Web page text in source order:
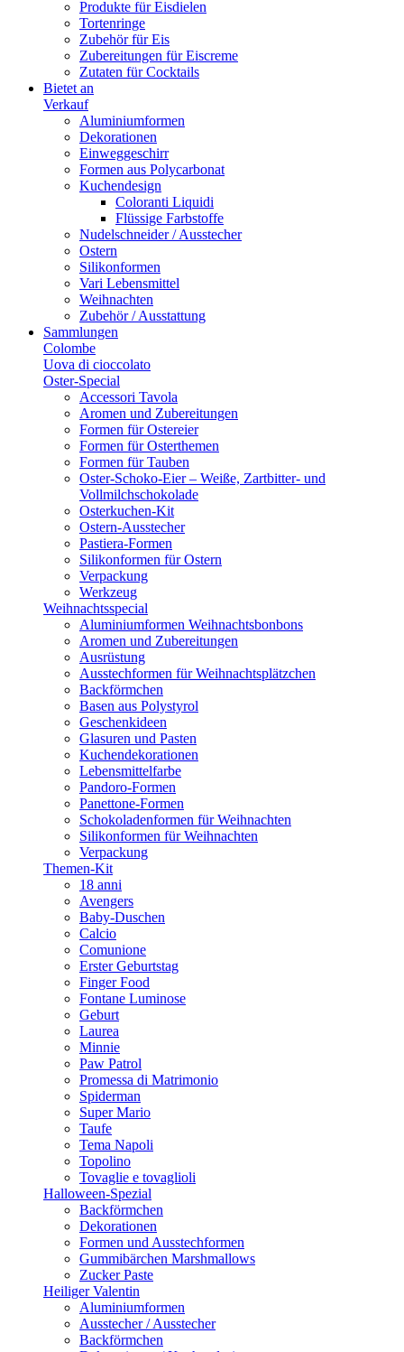
Produkte für Eisdielen
Tortenringe
Zubehör für Eis
Zubereitungen für Eiscreme
Zutaten für Cocktails
Bietet an
Verkauf
Aluminiumformen
Dekorationen
Einweggeschirr
Formen aus Polycarbonat
Kuchendesign
Coloranti Liquidi
Flüssige Farbstoffe
Nudelschneider / Ausstecher
Ostern
Silikonformen
Vari Lebensmittel
Weihnachten
Zubehör / Ausstattung
Sammlungen
Colombe
Uova di cioccolato
Oster-Special
Accessori Tavola
Aromen und Zubereitungen
Formen für Ostereier
Formen für Osterthemen
Formen für Tauben
Oster-Schoko-Eier – Weiße, Zartbitter- und
Vollmilchschokolade
Osterkuchen-Kit
Ostern-Ausstecher
Pastiera-Formen
Silikonformen für Ostern
Verpackung
Werkzeug
Weihnachtsspecial
Aluminiumformen Weihnachtsbonbons
Aromen und Zubereitungen
Ausrüstung
Ausstechformen für Weihnachtsplätzchen
Backförmchen
Basen aus Polystyrol
Geschenkideen
Glasuren und Pasten
Kuchendekorationen
Lebensmittelfarbe
Pandoro-Formen
Panettone-Formen
Schokoladenformen für Weihnachten
Silikonformen für Weihnachten
Verpackung
Themen-Kit
18 anni
Avengers
Baby-Duschen
Calcio
Comunione
Erster Geburtstag
Finger Food
Fontane Luminose
Geburt
Laurea
Minnie
Paw Patrol
Promessa di Matrimonio
Spiderman
Super Mario
Taufe
Tema Napoli
Topolino
Tovaglie e tovaglioli
Halloween-Spezial
Backförmchen
Dekorationen
Formen und Ausstechformen
Gummibärchen Marshmallows
Zucker Paste
Heiliger Valentin
Aluminiumformen
Ausstecher / Ausstecher
Backförmchen